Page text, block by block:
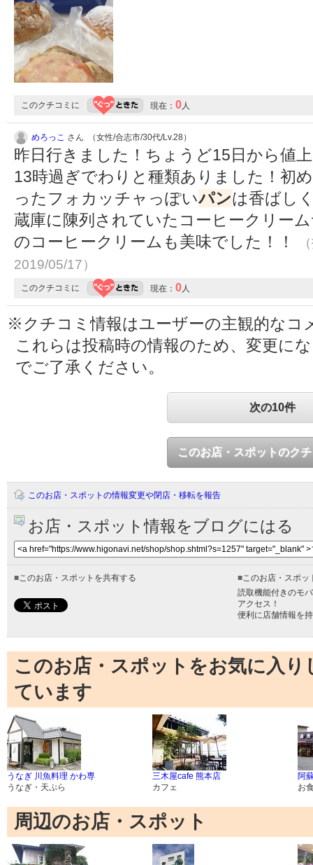
このクチコミに 現在： 0人
めろっこ さん （女性/合志市/30代/Lv.28）
昨日行きました！ちょうど15日から値
13時過ぎでわりと種類ありました！初
ったフォカッチャっぽいパンは香ばし
蔵庫に陳列されていたコーヒークリー
のコーヒークリームも美味でした！！
2019/05/17）
このクチコミに 現在： 0人
※クチコミ情報はユーザーの主観的なコ
これらは投稿時の情報のため、変更に
でご了承ください。
次の10件
このお店・スポットのク
このお店・スポットの情報変更や閉店・移転を報告
お店・スポット情報をブログにはる
■このお店・スポットを共有する ■このお店・スポッ
読取機能付きのモ
アクセス！
便利に店舗情報を
このお店・スポットをお気に入
ています
うなぎ 川魚料理 かわ専
うなぎ・天ぷら
三木屋cafe 熊本店
カフェ
阿
お
周辺のお店・スポット